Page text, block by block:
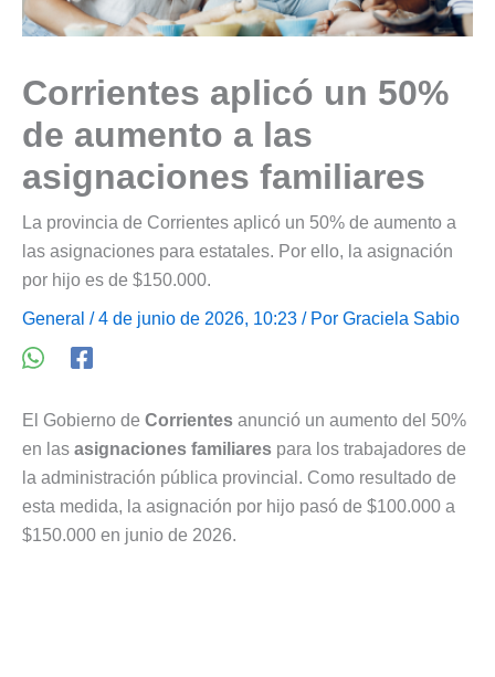
Corrientes aplicó un 50%
de aumento a las
asignaciones familiares
La provincia de Corrientes aplicó un 50% de aumento a
las asignaciones para estatales. Por ello, la asignación
por hijo es de $150.000.
General / 4 de junio de 2026, 10:23 / Por Graciela Sabio
El Gobierno de Corrientes anunció un aumento del 50%
en las asignaciones familiares para los trabajadores de
la administración pública provincial. Como resultado de
esta medida, la asignación por hijo pasó de $100.000 a
$150.000 en junio de 2026.